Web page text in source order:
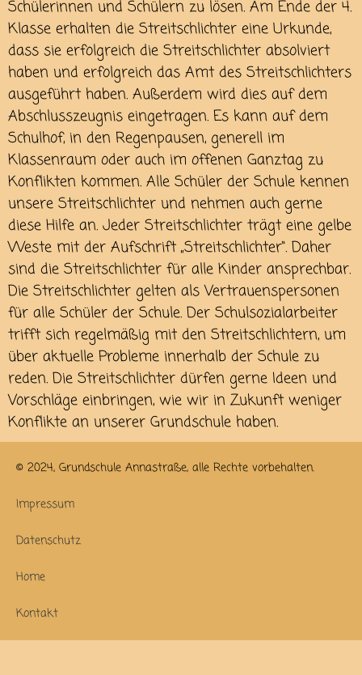
Schülerinnen und Schülern zu lösen. Am Ende der 4.
Klasse erhalten die Streitschlichter eine Urkunde,
dass sie erfolgreich die Streitschlichter absolviert
haben und erfolgreich das Amt des Streitschlichters
ausgeführt haben. Außerdem wird dies auf dem
Abschlusszeugnis eingetragen. Es kann auf dem
Schulhof, in den Regenpausen, generell im
Klassenraum oder auch im offenen Ganztag zu
Konflikten kommen. Alle Schüler der Schule kennen
unsere Streitschlichter und nehmen auch gerne
diese Hilfe an. Jeder Streitschlichter trägt eine gelbe
Weste mit der Aufschrift „Streitschlichter“. Daher
sind die Streitschlichter für alle Kinder ansprechbar.
Die Streitschlichter gelten als Vertrauenspersonen
für alle Schüler der Schule. Der Schulsozialarbeiter
trifft sich regelmäßig mit den Streitschlichtern, um
über aktuelle Probleme innerhalb der Schule zu
reden. Die Streitschlichter dürfen gerne Ideen und
Vorschläge einbringen, wie wir in Zukunft weniger
Konflikte an unserer Grundschule haben.
© 2024, Grundschule Annastraße, alle Rechte vorbehalten.
Impressum
Datenschutz
Home
Kontakt